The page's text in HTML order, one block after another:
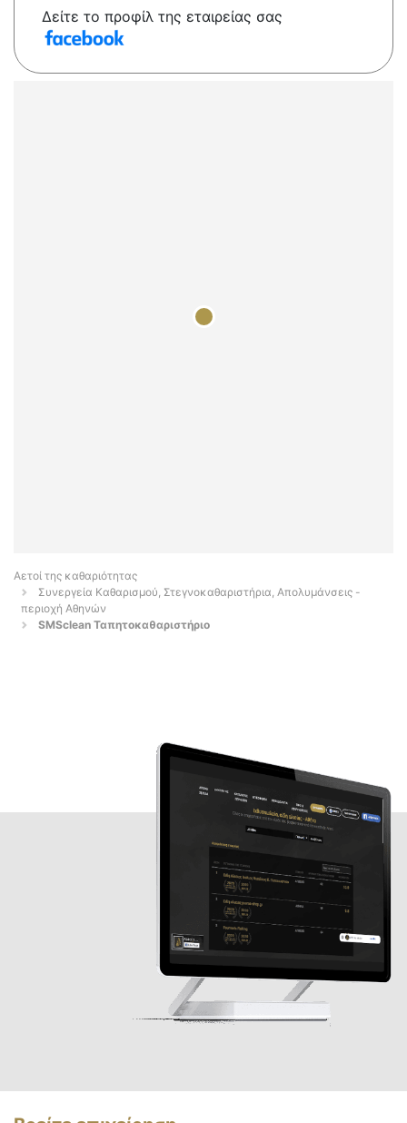
Δείτε το προφίλ της εταιρείας σας
Αετοί της καθαριότητας
Συνεργεία Καθαρισμού, Στεγνοκαθαριστήρια, Απολυμάνσεις -
περιοχή Αθηνών
SMSclean Ταπητοκαθαριστήριο